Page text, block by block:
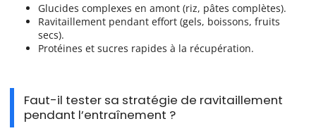
Glucides complexes en amont (riz, pâtes complètes).
Ravitaillement pendant effort (gels, boissons, fruits
secs).
Protéines et sucres rapides à la récupération.
Faut-il tester sa stratégie de ravitaillement
pendant l’entraînement ?